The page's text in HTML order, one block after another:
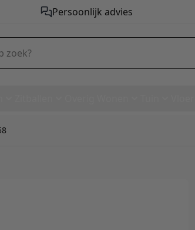
Persoonlijk advies
Chair - stof 358